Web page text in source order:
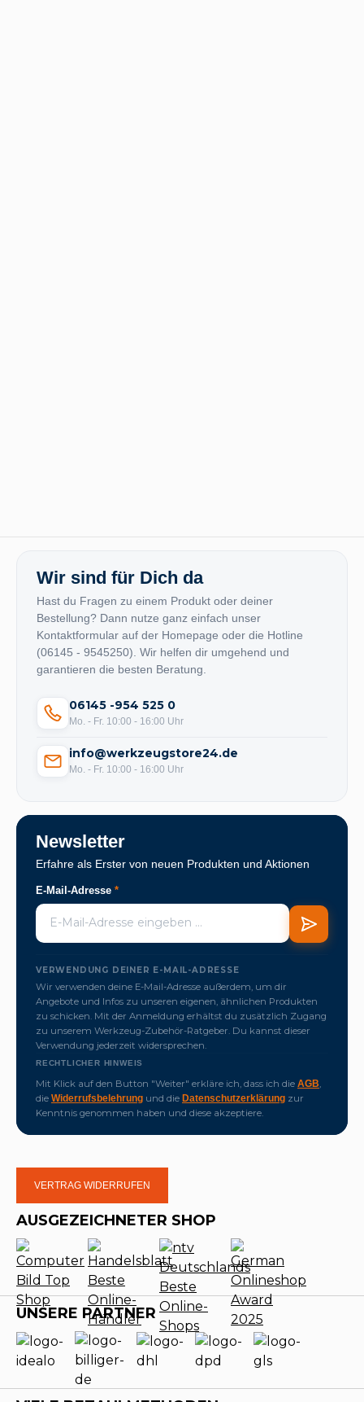
Wir sind für Dich da
Hast du Fragen zu einem Produkt oder deiner
Bestellung? Dann nutze ganz einfach unser
Kontaktformular auf der Homepage oder die Hotline
(06145 - 9545250). Wir helfen dir umgehend und
garantieren die besten Beratung.
06145 -954 525 0
Mo. - Fr. 10:00 - 16:00 Uhr
info@werkzeugstore24.de
Mo. - Fr. 10:00 - 16:00 Uhr
Newsletter
Erfahre als Erster von neuen Produkten und Aktionen
E-Mail-Adresse *
VERWENDUNG DEINER E-MAIL-ADRESSE
Wir verwenden deine E-Mail-Adresse außerdem, um dir
Angebote und Infos zu unseren eigenen, ähnlichen Produkten
zu schicken. Mit der Anmeldung erhältst du zusätzlich Zugang
zu unserem Werkzeug-Zubehör-Ratgeber. Du kannst dieser
Verwendung jederzeit widersprechen.
RECHTLICHER HINWEIS
Mit Klick auf den Button "Weiter" erkläre ich, dass ich die AGB
die Widerrufsbelehrung und die Datenschutzerklärung zur
Kenntnis genommen haben und diese akzeptiere.
VERTRAG WIDERRUFEN
AUSGEZEICHNETER SHOP
UNSERE PARTNER